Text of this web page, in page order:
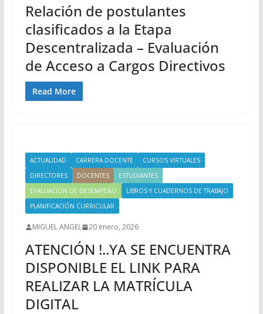
Relación de postulantes
clasificados a la Etapa
Descentralizada – Evaluación
de Acceso a Cargos Directivos
Read More
ACTUALIDAD CARRERA DOCENTE
CURSOS VIRTUALES
DIRECTORES
DOCENTES
ESTUDIANTES
EVALUACIÓN DE DESEMPEÑO
LIBROS Y CUADERNOS DE TRABAJO
PLANIFICACIÓN CURRICULAR
MIGUEL ANGEL 20 enero, 2026
ATENCIÓN !..YA SE ENCUENTRA
DISPONIBLE EL LINK PARA
REALIZAR LA MATRÍCULA
DIGITAL